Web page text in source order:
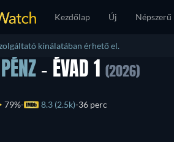
Kezdőlap Új Népszerű
kínálatában érhető el.
- ÉVAD 1 (2026)
79% 8.3 (2.5k) 36 perc